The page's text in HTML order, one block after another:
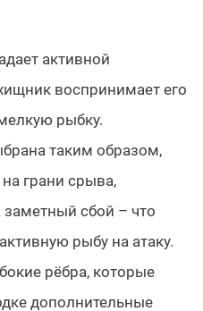
активной
воспринимает его
рыбку.
таким образом,
грани срыва,
заметный сбой – что
рыбу на атаку.
рёбра, которые
дополнительные